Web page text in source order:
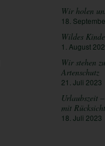
Wir holen
18.
Wildes
1. August
Wir stehen
Artenschutz
21. Juli 2023
Urlaubszeit
mit
18. Juli 2023